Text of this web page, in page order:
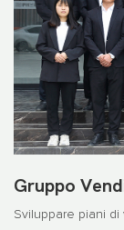
Gruppo
Sviluppare piani